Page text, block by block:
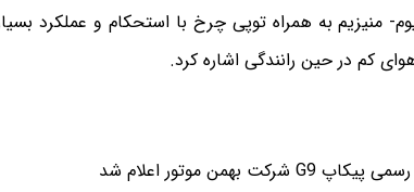
منیزیم به همراه توپی چرخ با استحکام و عملکرد بسیار
کم در حین رانندگی اشاره کرد.